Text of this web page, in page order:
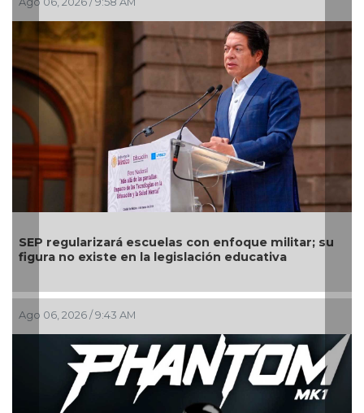
regularizará escuelas con enfoque militar; su
no existe en la legislación educativa
06, 2026 / 9:43 AM